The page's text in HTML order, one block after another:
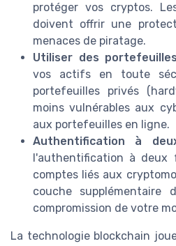
protéger vos cryptos.
doivent offrir une
menaces de piratage.
Utiliser des
vos actifs en toute
portefeuilles privés
moins vulnérables aux
aux portefeuilles en ligne.
Authentification à
l'authentification à deux
comptes liés aux
couche
compromission de votre
La technologie blockchain